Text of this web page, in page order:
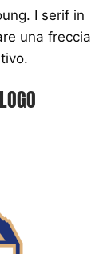
I serif in
una freccia